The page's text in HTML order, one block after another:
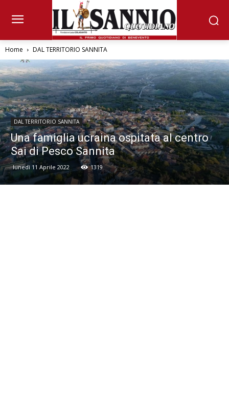
Home DAL TERRITORIO SANNITA
DAL TERRITORIO SANNITA
Una famiglia ucraina ospitata al centro
Sai di Pesco Sannita
lunedì 11 Aprile 2022 1319